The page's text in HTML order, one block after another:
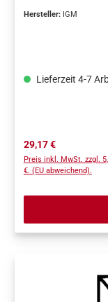
nur eine Auswahl
Hersteller: IGM
Lieferzeit 4-7
Regulärer Preis:
29,17 €
Preis inkl. MwSt. zzgl.
€. (EU abweichend).